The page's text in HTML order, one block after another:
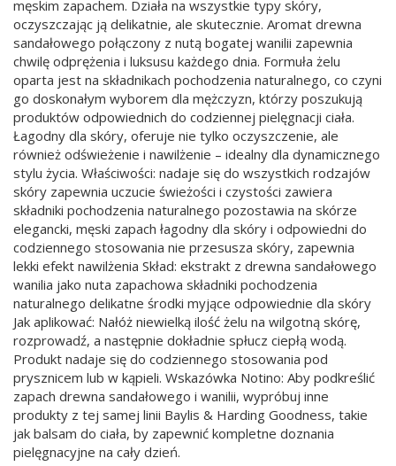
męskim zapachem. Działa na wszystkie typy skóry,
oczyszczając ją delikatnie, ale skutecznie. Aromat drewna
sandałowego połączony z nutą bogatej wanilii zapewnia
chwilę odprężenia i luksusu każdego dnia. Formuła żelu
oparta jest na składnikach pochodzenia naturalnego, co czyni
go doskonałym wyborem dla mężczyzn, którzy poszukują
produktów odpowiednich do codziennej pielęgnacji ciała.
Łagodny dla skóry, oferuje nie tylko oczyszczenie, ale
również odświeżenie i nawilżenie – idealny dla dynamicznego
stylu życia. Właściwości: nadaje się do wszystkich rodzajów
skóry zapewnia uczucie świeżości i czystości zawiera
składniki pochodzenia naturalnego pozostawia na skórze
elegancki, męski zapach łagodny dla skóry i odpowiedni do
codziennego stosowania nie przesusza skóry, zapewnia
lekki efekt nawilżenia Skład: ekstrakt z drewna sandałowego
wanilia jako nuta zapachowa składniki pochodzenia
naturalnego delikatne środki myjące odpowiednie dla skóry
Jak aplikować: Nałóż niewielką ilość żelu na wilgotną skórę,
rozprowadź, a następnie dokładnie spłucz ciepłą wodą.
Produkt nadaje się do codziennego stosowania pod
prysznicem lub w kąpieli. Wskazówka Notino: Aby podkreślić
zapach drewna sandałowego i wanilii, wypróbuj inne
produkty z tej samej linii Baylis & Harding Goodness, takie
jak balsam do ciała, by zapewnić kompletne doznania
pielęgnacyjne na cały dzień.